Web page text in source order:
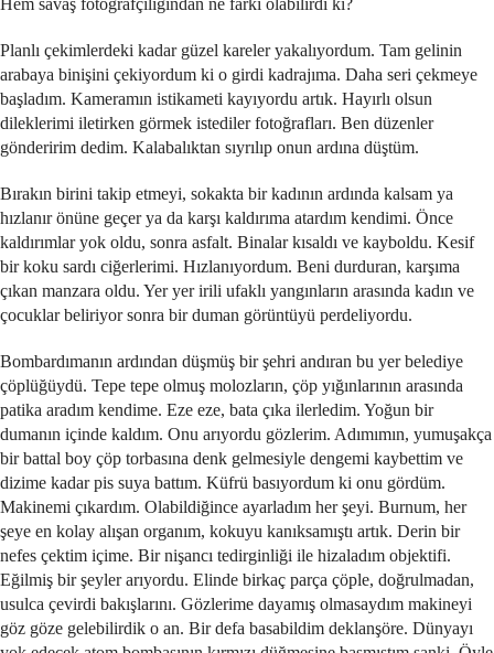
Hem savaş fotoğrafçılığından ne farkı olabilirdi ki?
Planlı çekimlerdeki kadar güzel kareler yakalıyordum. Tam gelinin
arabaya binişini çekiyordum ki o girdi kadrajıma. Daha seri çekmeye
başladım. Kameramın istikameti kayıyordu artık. Hayırlı olsun
dileklerimi iletirken görmek istediler fotoğrafları. Ben düzenler
gönderirim dedim. Kalabalıktan sıyrılıp onun ardına düştüm.
Bırakın birini takip etmeyi, sokakta bir kadının ardında kalsam ya
hızlanır önüne geçer ya da karşı kaldırıma atardım kendimi. Önce
kaldırımlar yok oldu, sonra asfalt. Binalar kısaldı ve kayboldu. Kesif
bir koku sardı ciğerlerimi. Hızlanıyordum. Beni durduran, karşıma
çıkan manzara oldu. Yer yer irili ufaklı yangınların arasında kadın ve
çocuklar beliriyor sonra bir duman görüntüyü perdeliyordu.
Bombardımanın ardından düşmüş bir şehri andıran bu yer belediye
çöplüğüydü. Tepe tepe olmuş molozların, çöp yığınlarının arasında
patika aradım kendime. Eze eze, bata çıka ilerledim. Yoğun bir
dumanın içinde kaldım. Onu arıyordu gözlerim. Adımımın, yumuşakça
bir battal boy çöp torbasına denk gelmesiyle dengemi kaybettim ve
dizime kadar pis suya battım. Küfrü basıyordum ki onu gördüm.
Makinemi çıkardım. Olabildiğince ayarladım her şeyi. Burnum, her
şeye en kolay alışan organım, kokuyu kanıksamıştı artık. Derin bir
nefes çektim içime. Bir nişancı tedirginliği ile hizaladım objektifi.
Eğilmiş bir şeyler arıyordu. Elinde birkaç parça çöple, doğrulmadan,
usulca çevirdi bakışlarını. Gözlerime dayamış olmasaydım makineyi
göz göze gelebilirdik o an. Bir defa basabildim deklanşöre. Dünyayı